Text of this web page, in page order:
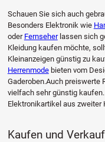
Schauen Sie sich auch
Besonders Elektronik wie
oder Fernseherlassen sich
Kleidung kaufen möchte,
Kleinanzeigen günstig zu
Herrenmodebieten vom
Gaderoben.Auch preiswerte
vielfach sehr günstig
Elektronikartikel aus zweiter
Kaufen und